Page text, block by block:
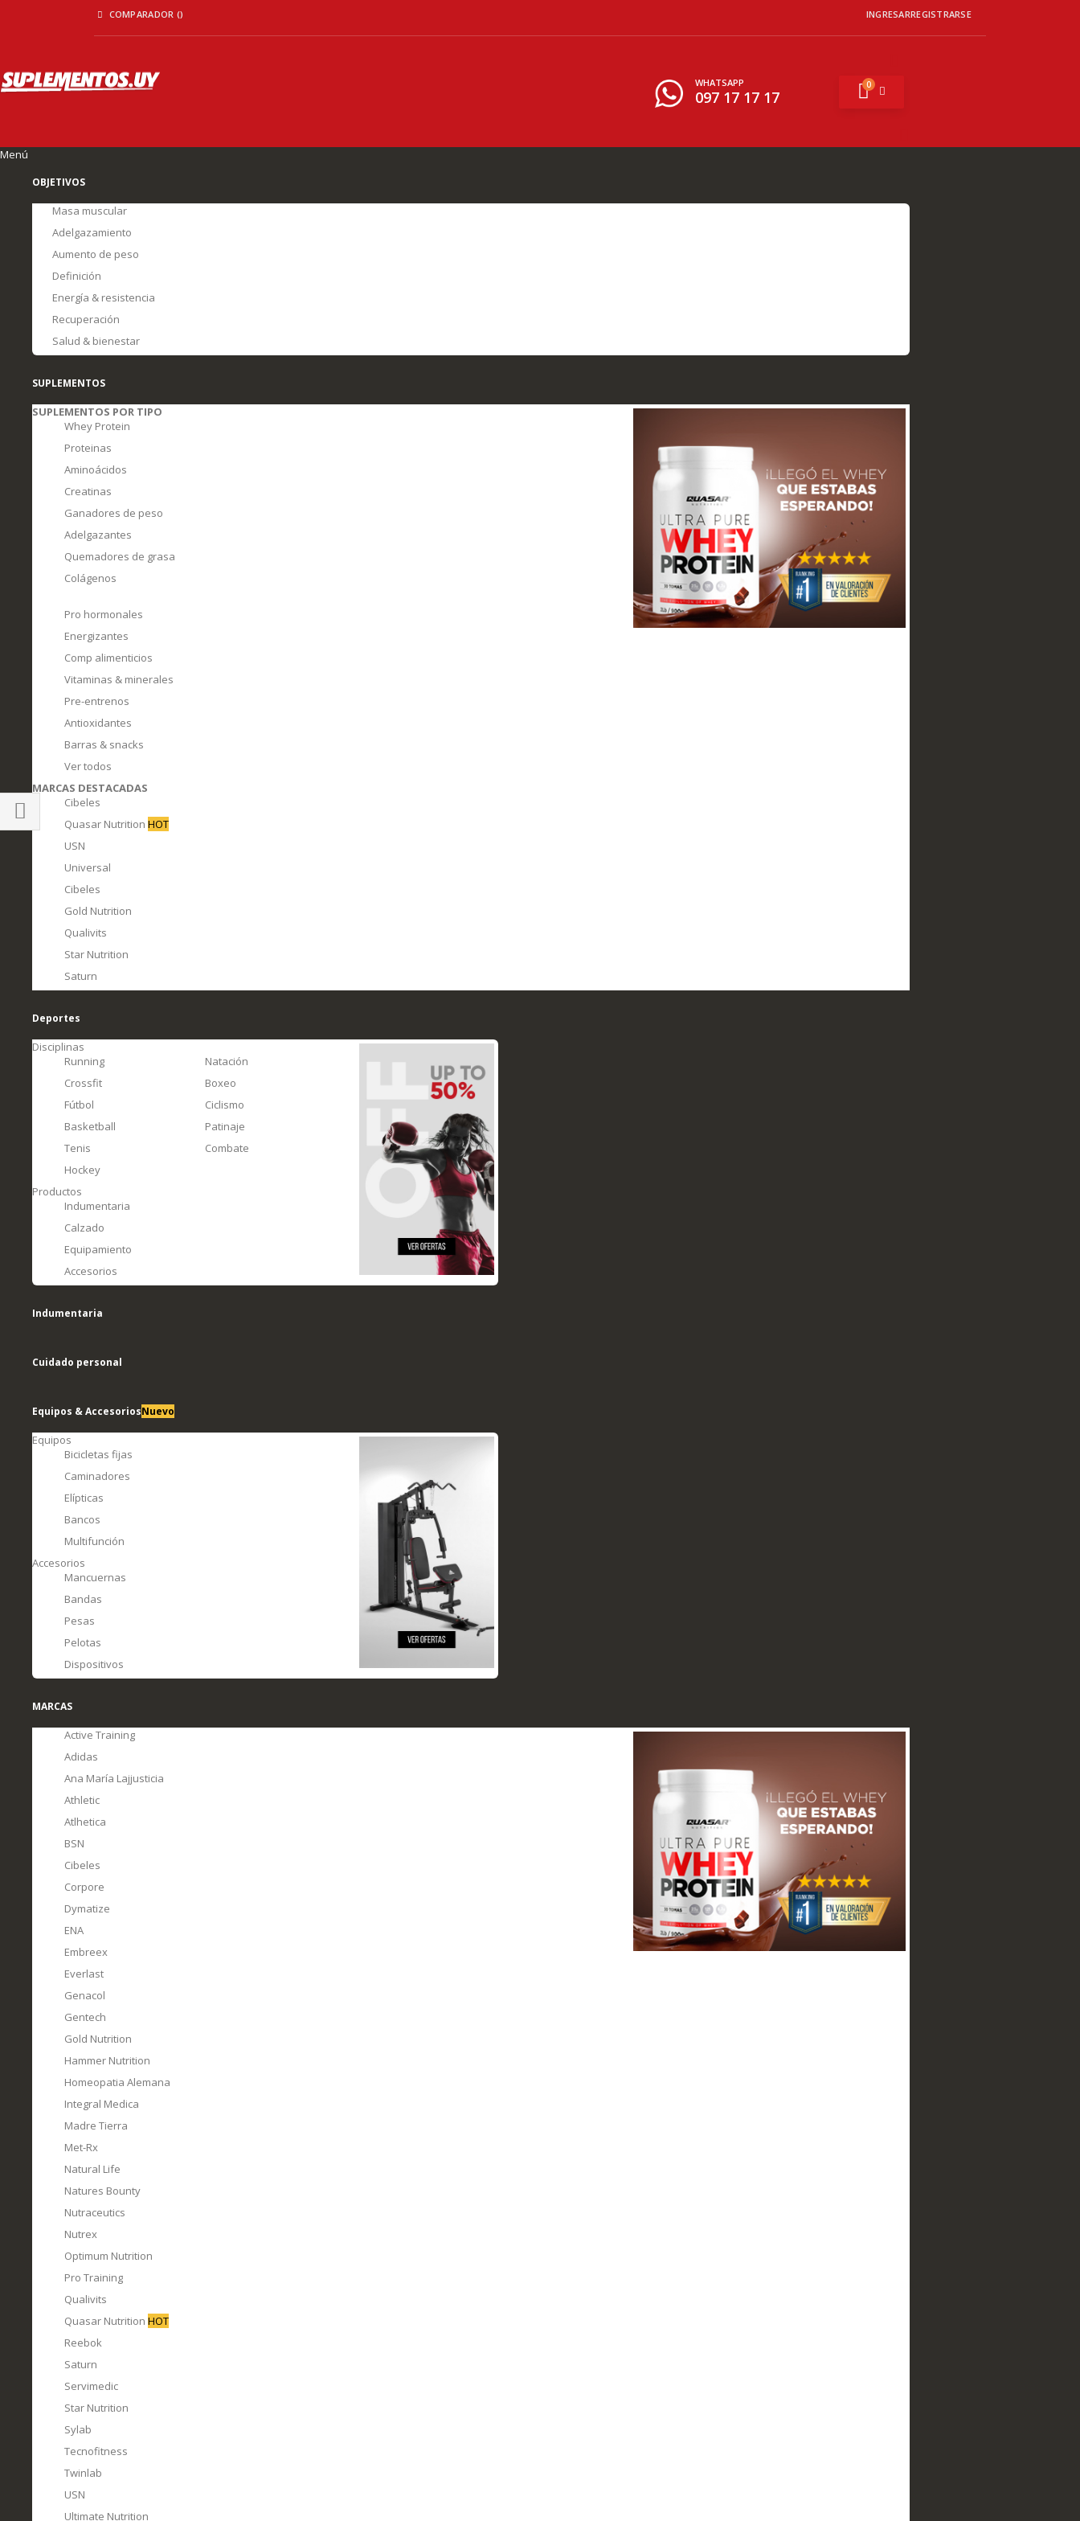
Ir
COMPARADOR () INGRESARREGISTRARSE
Mi cesta
0
WHATSAPP
097 17 17 17
Menú
OBJETIVOS
Masa muscular
Adelgazamiento
Aumento de peso
Definición
Energía & resistencia
Recuperación
Salud & bienestar
SUPLEMENTOS
SUPLEMENTOS POR TIPO
Whey Protein
Proteinas
Aminoácidos
Creatinas
Ganadores de peso
Adelgazantes
Quemadores de grasa
Colágenos
Pro hormonales
Energizantes
Comp alimenticios
Vitaminas & minerales
Pre-entrenos
Antioxidantes
Barras & snacks
Ver todos
MARCAS DESTACADAS
Cibeles
Quasar Nutrition HOT
USN
Universal
Cibeles
Gold Nutrition
Qualivits
Star Nutrition
Saturn
Deportes
Disciplinas
Running
Crossfit
Fútbol
Basketball
Tenis
Hockey
Natación
Boxeo
Ciclismo
Patinaje
Combate
Productos
Indumentaria
Calzado
Equipamiento
Accesorios
Indumentaria
Cuidado personal
Equipos & AccesoriosNuevo
Equipos
Bicicletas fijas
Caminadores
Elípticas
Bancos
Multifunción
Accesorios
Mancuernas
Bandas
Pesas
Pelotas
Dispositivos
MARCAS
Active Training
Adidas
Ana María Lajjusticia
Athletic
Atlhetica
BSN
Cibeles
Corpore
Dymatize
ENA
Embreex
Everlast
Genacol
Gentech
Gold Nutrition
Hammer Nutrition
Homeopatia Alemana
Integral Medica
Madre Tierra
Met-Rx
Natural Life
Natures Bounty
Nutraceutics
Nutrex
Optimum Nutrition
Pro Training
Qualivits
Quasar Nutrition HOT
Reebok
Saturn
Servimedic
Star Nutrition
Sylab
Tecnofitness
Twinlab
USN
Ultimate Nutrition
Comprar